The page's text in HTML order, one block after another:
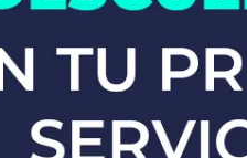
Desde la instalación de grifos
hasta sistemas completos de
precisión y profesionalismo.